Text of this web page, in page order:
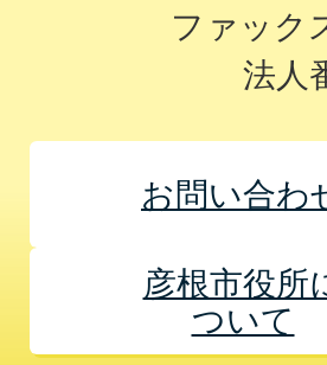
ファック
法人
お問い合わ
彦根市役所
ついて